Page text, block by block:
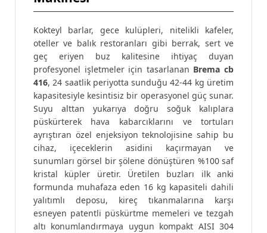
Kokteyl barlar, gece kulüpleri, nitelikli kafeler,
oteller ve balık restoranları gibi berrak, sert ve
geç eriyen buz kalitesine ihtiyaç duyan
profesyonel işletmeler için tasarlanan Brema cb
416, 24 saatlik periyotta sunduğu 42-44 kg üretim
kapasitesiyle kesintisiz bir operasyonel güç sunar.
Suyu alttan yukarıya doğru soğuk kalıplara
püskürterek hava kabarcıklarını ve tortuları
ayrıştıran özel enjeksiyon teknolojisine sahip bu
cihaz, içeceklerin asidini kaçırmayan ve
sunumları görsel bir şölene dönüştüren %100 saf
kristal küpler üretir. Üretilen buzları ilk anki
formunda muhafaza eden 16 kg kapasiteli dahili
yalıtımlı deposu, kireç tıkanmalarına karşı
esneyen patentli püskürtme memeleri ve tezgah
altı konumlandırmaya uygun kompakt AISI 304